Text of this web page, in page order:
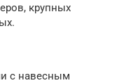
крупных
с навесным